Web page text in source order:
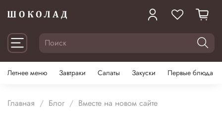
Летнее меню Завтраки Салаты Закуски Первые блюда
Главная Блог Вместе на новом сайте